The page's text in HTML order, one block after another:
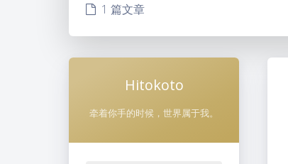
1 篇文章
Hitokoto
牵着你手的时候，世界属于我。